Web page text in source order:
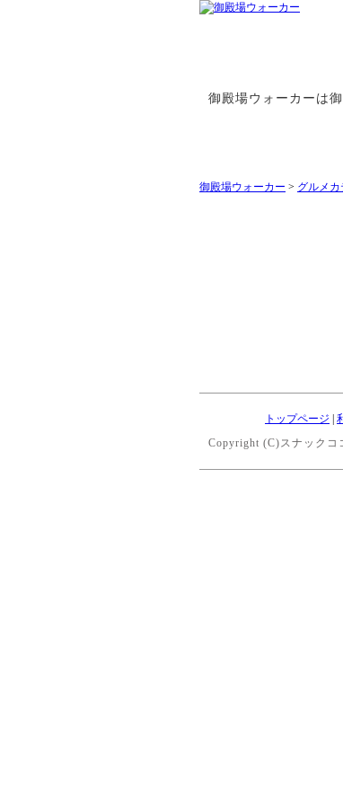
御殿場ウォーカーは
御殿場ウォーカー > グルメカ
トップページ
Copyright (C)スナック